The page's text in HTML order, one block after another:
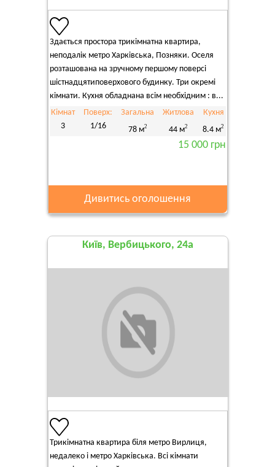
Здається простора трикімнатна квартира,
неподалік метро Харківська, Позняки. Оселя
розташована на зручному першому поверсі
шістнадцятиповерхового будинку. Три окремі
кімнати. Кухня обладнана всім необхідним : в...
Кімнат
3
Поверх:
1/16
Загальна
78 м2
Житлова
44 м2
Кухня
8.4 м2
15 000 грн
Дивитись оголошення
Київ, Вербицького, 24а
Трикімнатна квартира біля метро Вирлиця,
недалеко і метро Харківська. Всі кімнати